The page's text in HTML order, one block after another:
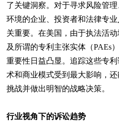
了关键洞察。对于寻求风险管
环境的企业、投资者和法律专
关重要。在美国，由于执法活
及所谓的专利主张实体（PAEs
重要性日益凸显。追踪这些专
术和商业模式受到最大影响，
挑战并做出明智的战略决策。
行业视角下的诉讼趋势